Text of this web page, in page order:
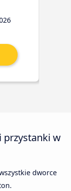
przystanki w
dworce